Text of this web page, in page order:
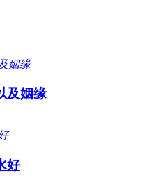
及姻缘
好